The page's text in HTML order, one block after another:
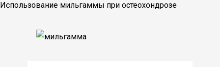
Использование мильгаммы при остеохондрозе